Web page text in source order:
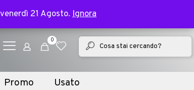
in 2 giorni lavorativi
0
Promo Usato
21 Agosto. Ignora
21 Agosto. Ignora